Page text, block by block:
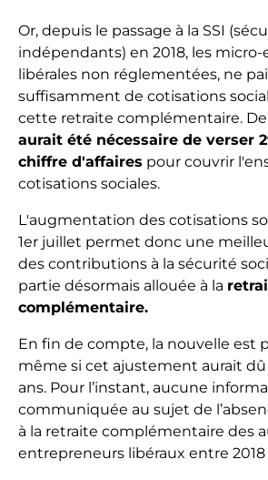
Or, depuis le passage à la SSI
indépendants) en 2018, les
libérales non réglementées, ne
suffisamment de cotisations
cette retraite complémentaire.
aurait été nécessaire de verser
chiffre d'affaires pour couvrir
cotisations sociales.
L'augmentation des cotisations
1er juillet permet donc une
des contributions à la sécurité
partie désormais allouée à la
complémentaire.
En fin de compte, la nouvelle est
même si cet ajustement aurait dû
ans. Pour l’instant, aucune
communiquée au sujet de
à la retraite complémentaire des
entrepreneurs libéraux entre 2018